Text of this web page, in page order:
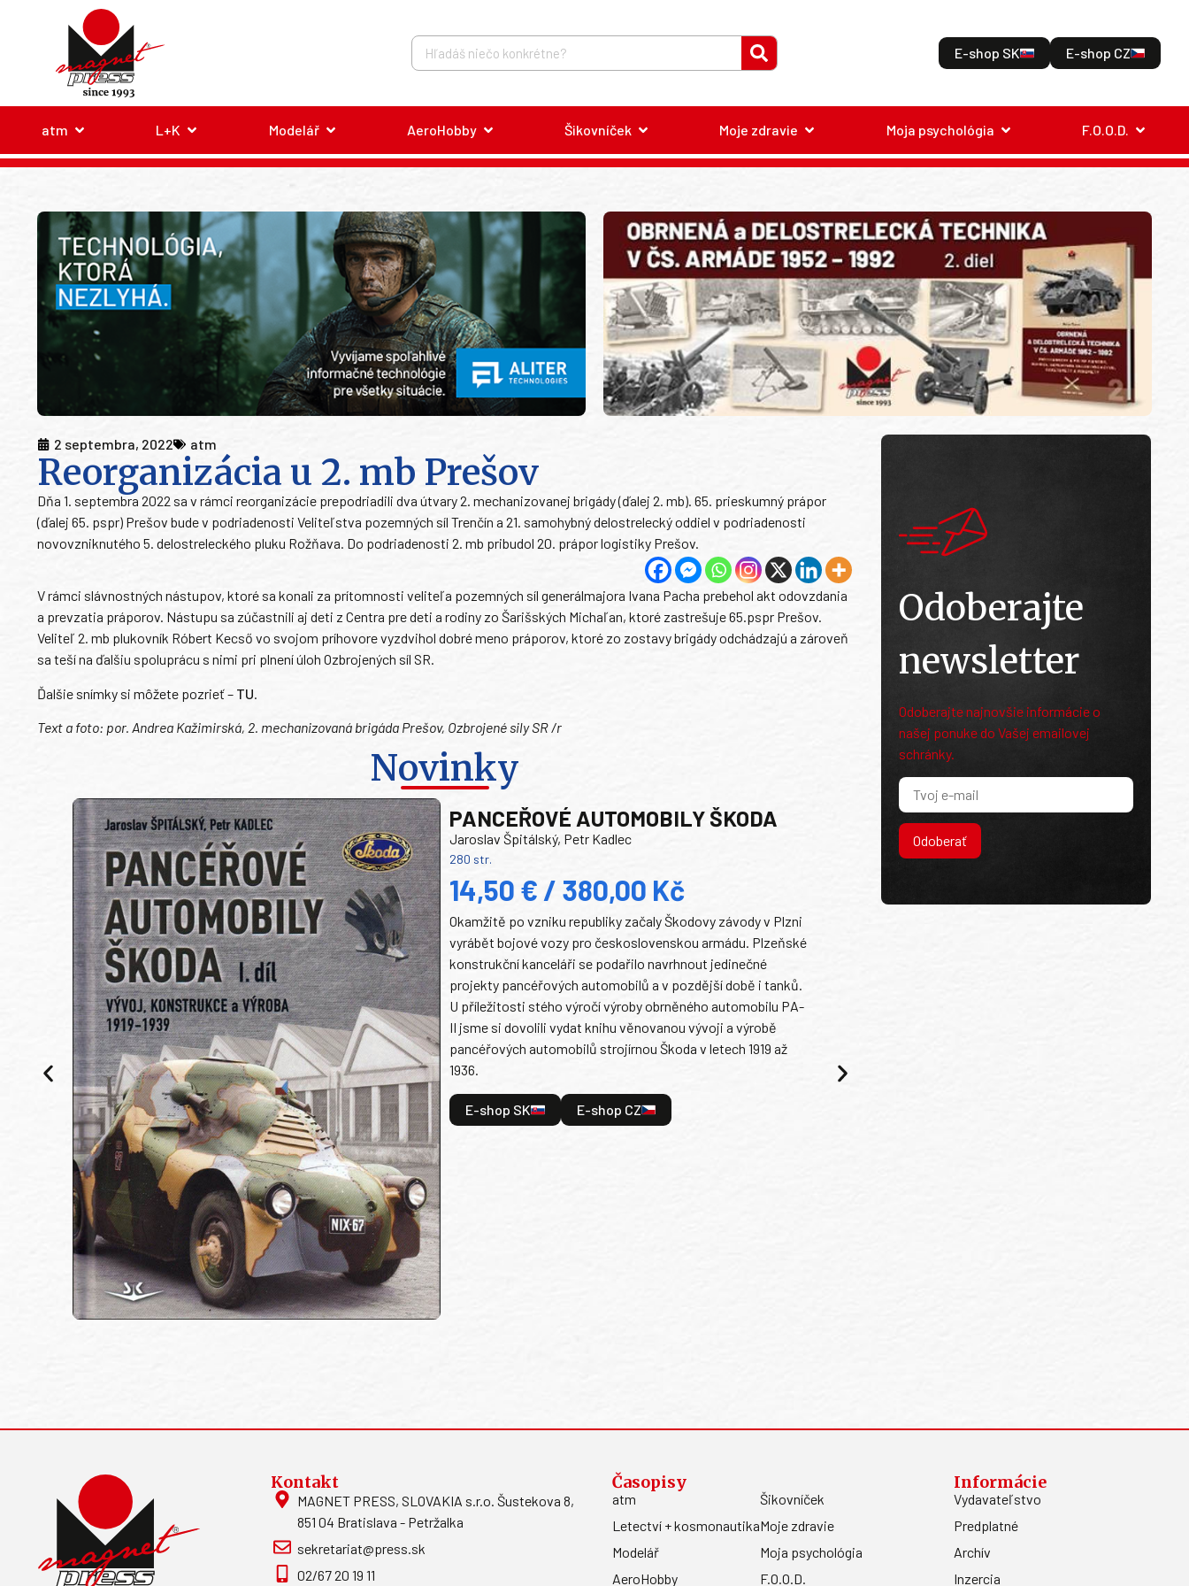
E-shop SK E-shop CZ
atm L+K Modelář AeroHobby Šikovníček Moje zdravie Moja psychológia F.O.O.D.
2 septembra, 2022 atm
Reorganizácia u 2. mb Prešov
Dňa 1. septembra 2022 sa v rámci reorganizácie prepodriadili dva útvary 2. mechanizovanej brigády (ďalej 2. mb). 65. prieskumný prápor
(ďalej 65. pspr) Prešov bude v podriadenosti Veliteľstva pozemných síl Trenčín a 21. samohybný delostrelecký oddiel v podriadenosti
novovzniknutého 5. delostreleckého pluku Rožňava. Do podriadenosti 2. mb pribudol 20. prápor logistiky Prešov.
V rámci slávnostných nástupov, ktoré sa konali za prítomnosti veliteľa pozemných síl generálmajora Ivana Pacha prebehol akt odovzdania
a prevzatia práporov. Nástupu sa zúčastnili aj deti z Centra pre deti a rodiny zo Šarišských Michaľan, ktoré zastrešuje 65.pspr Prešov.
Veliteľ 2. mb plukovník Róbert Kecső vo svojom príhovore vyzdvihol dobré meno práporov, ktoré zo zostavy brigády odchádzajú a zároveň
sa teší na ďalšiu spoluprácu s nimi pri plnení úloh Ozbrojených síl SR.
Ďalšie snímky si môžete pozrieť – TU
Text a foto: por. Andrea Kažimirská, 2. mechanizovaná brigáda Prešov, Ozbrojené sily SR /r
Novinky
PANCEŘOVÉ AUTOMOBILY ŠKODA
Jaroslav Špitálský, Petr Kadlec
280 str.
14,50 € / 380,00 Kč
Okamžitě po vzniku republiky začaly Škodovy závody v Plzni
vyrábět bojové vozy pro československou armádu. Plzeňské
konstrukční kanceláři se podařilo navrhnout jedinečné
projekty pancéřových automobilů a v pozdější době i tanků.
U příležitosti stého výročí výroby obrněného automobilu PA-
II jsme si dovolili vydat knihu věnovanou vývoji a výrobě
pancéřových automobilů strojírnou Škoda v letech 1919 až
1936.
E-shop SK E-shop CZ
Odoberajte
newsletter
Odoberajte najnovšie informácie o
našej ponuke do Vašej emailovej
schránky.
Odoberať
Kontakt
MAGNET PRESS, SLOVAKIA s.r.o. Šustekova 8,
851 04 Bratislava - Petržalka
sekretariat@press.sk
02/67 20 19 11
Časopisy
atm
Letectví + kosmonautika
Modelář
AeroHobby
Šikovníček
Moje zdravie
Moja psychológia
F.O.O.D.
Informácie
Vydavateľstvo
Predplatné
Archív
Inzercia